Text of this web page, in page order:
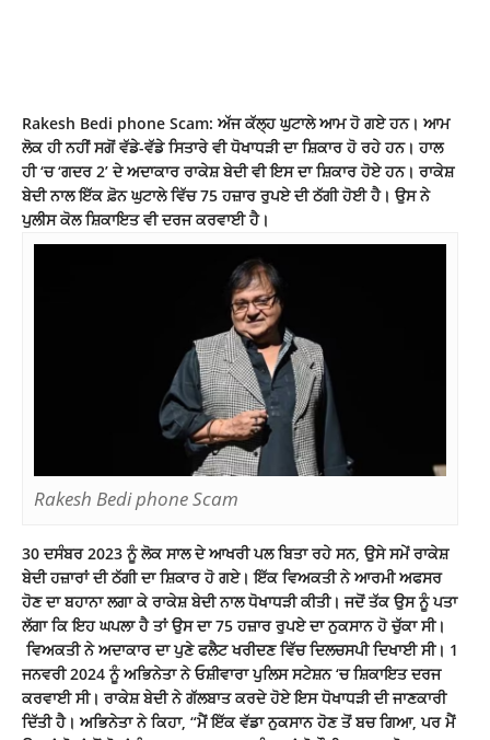
Rakesh Bedi phone Scam: ਅੱਜ ਕੱਲ੍ਹ ਘੁਟਾਲੇ ਆਮ ਹੋ ਗਏ ਹਨ। ਆਮ
ਲੋਕ ਹੀ ਨਹੀਂ ਸਗੋਂ ਵੱਡੇ-ਵੱਡੇ ਸਿਤਾਰੇ ਵੀ ਧੋਖਾਧੜੀ ਦਾ ਸ਼ਿਕਾਰ ਹੋ ਰਹੇ ਹਨ। ਹਾਲ
ਹੀ ‘ਚ ‘ਗਦਰ 2’ ਦੇ ਅਦਾਕਾਰ ਰਾਕੇਸ਼ ਬੇਦੀ ਵੀ ਇਸ ਦਾ ਸ਼ਿਕਾਰ ਹੋਏ ਹਨ। ਰਾਕੇਸ਼
ਬੇਦੀ ਨਾਲ ਇੱਕ ਫ਼ੋਨ ਘੁਟਾਲੇ ਵਿੱਚ 75 ਹਜ਼ਾਰ ਰੁਪਏ ਦੀ ਠੱਗੀ ਹੋਈ ਹੈ। ਉਸ ਨੇ
ਪੁਲੀਸ ਕੋਲ ਸ਼ਿਕਾਇਤ ਵੀ ਦਰਜ ਕਰਵਾਈ ਹੈ।
Rakesh Bedi phone Scam
30 ਦਸੰਬਰ 2023 ਨੂੰ ਲੋਕ ਸਾਲ ਦੇ ਆਖਰੀ ਪਲ ਬਿਤਾ ਰਹੇ ਸਨ, ਉਸੇ ਸਮੇਂ ਰਾਕੇਸ਼
ਬੇਦੀ ਹਜ਼ਾਰਾਂ ਦੀ ਠੱਗੀ ਦਾ ਸ਼ਿਕਾਰ ਹੋ ਗਏ। ਇੱਕ ਵਿਅਕਤੀ ਨੇ ਆਰਮੀ ਅਫਸਰ
ਹੋਣ ਦਾ ਬਹਾਨਾ ਲਗਾ ਕੇ ਰਾਕੇਸ਼ ਬੇਦੀ ਨਾਲ ਧੋਖਾਧੜੀ ਕੀਤੀ। ਜਦੋਂ ਤੱਕ ਉਸ ਨੂੰ ਪਤਾ
ਲੱਗਾ ਕਿ ਇਹ ਘਪਲਾ ਹੈ ਤਾਂ ਉਸ ਦਾ 75 ਹਜ਼ਾਰ ਰੁਪਏ ਦਾ ਨੁਕਸਾਨ ਹੋ ਚੁੱਕਾ ਸੀ।
ਵਿਅਕਤੀ ਨੇ ਅਦਾਕਾਰ ਦਾ ਪੁਣੇ ਫਲੈਟ ਖਰੀਦਣ ਵਿੱਚਦਿਲਚਸਪੀਦਿਖਾਈ ਸੀ। 1
ਜਨਵਰੀ 2024 ਨੂੰ ਅਭਿਨੇਤਾ ਨੇ ਓਸ਼ੀਵਾਰਾ ਪੁਲਿਸ ਸਟੇਸ਼ਨ ‘ਚ ਸ਼ਿਕਾਇਤ ਦਰਜ
ਕਰਵਾਈ ਸੀ। ਰਾਕੇਸ਼ ਬੇਦੀ ਨੇ ਗੱਲਬਾਤ ਕਰਦੇ ਹੋਏ ਇਸ ਧੋਖਾਧੜੀ ਦੀ ਜਾਣਕਾਰੀ
ਦਿੱਤੀ ਹੈ। ਅਭਿਨੇਤਾ ਨੇ ਕਿਹਾ, “ਮੈਂ ਇੱਕ ਵੱਡਾ ਨੁਕਸਾਨ ਹੋਣ ਤੋਂ ਬਚ ਗਿਆ, ਪਰ ਮੈਂ